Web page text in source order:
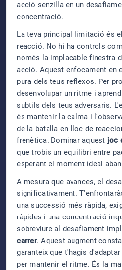
acció senzilla en un
concentració.
La teva principal limitació és
reacció. No hi ha controls
només la implacable finestra
acció. Aquest enfocament en
pura dels teus reflexos. Per
desenvolupar un ritme i
subtils dels teus adversaris.
és mantenir la calma i
de la batalla en lloc de
frenètica. Dominar aquest joc
que trobis un equilibri entre
esperant el moment ideal
A mesura que avances, el
significativament.
una successió més ràpida,
ràpides i una concentració
sobreviure al desafiament
carrer. Aquest augment
garanteix que t'hagis
per mantenir el ritme. És la